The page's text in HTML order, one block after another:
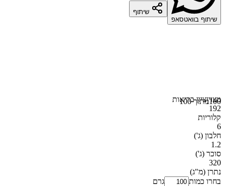
שיתוף בוואטסאפ
שיתוף
100מתוך 100מצויןציון בריאות
192
קלוריות
6
חלבון (ג')
1.2
סוכר (ג')
320
נתרן (מ"ג)
בחרו כמות
גרם